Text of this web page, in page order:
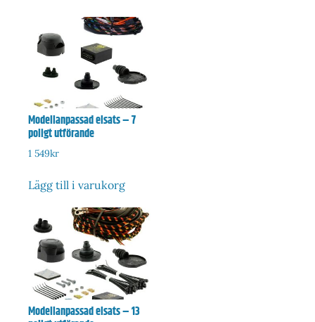
Modellanpassad elsats – 7
poligt utförande
1 549kr
Lägg till i varukorg
Modellanpassad elsats – 13